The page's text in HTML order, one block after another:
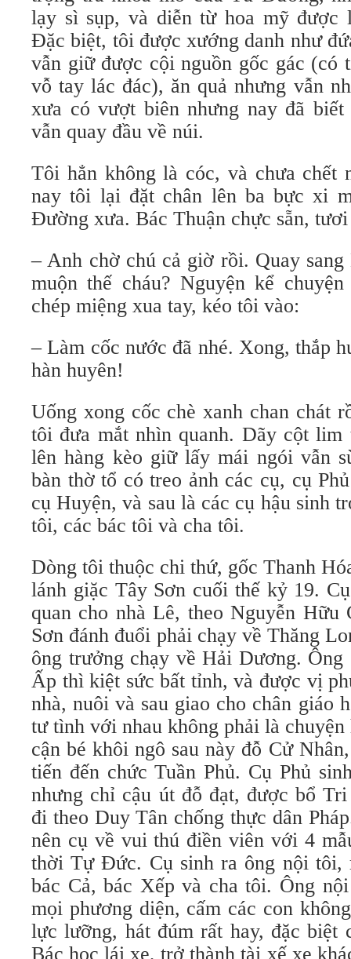
lạy sì sụp, và diễn từ hoa mỹ được
Đặc biệt, tôi được xướng danh như
vẫn giữ được cội nguồn gốc gác (có
vỗ tay lác đác), ăn quả nhưng vẫn
xưa có vượt biên nhưng nay đã biết
vẫn quay đầu về núi.
Tôi hẳn không là cóc, và chưa chết
nay tôi lại đặt chân lên ba bực xi
Đường xưa. Bác Thuận chực sẵn,
– Anh chờ chú cả giờ rồi. Quay sang
muộn thế cháu? Nguyện kể
chép miệng xua tay, kéo tôi vào:
– Làm cốc nước đã nhé. Xong, thắp
hàn huyên!
Uống xong cốc chè xanh chan chát
tôi đưa mắt nhìn quanh. Dãy cột
lên hàng kèo giữ lấy mái ngói vẫn
bàn thờ tổ có treo ảnh các cụ, cụ
cụ Huyện, và sau là các cụ hậu sinh
tôi, các bác tôi và cha tôi.
Dòng tôi thuộc chi thứ, gốc Thanh
lánh giặc Tây Sơn cuối thế kỷ 19.
quan cho nhà Lê, theo Nguyễn Hữu
Sơn đánh đuổi phải chạy về Thăng
ông trưởng chạy về Hải Dương.
Ấp thì kiệt sức bất tỉnh, và được vị
nhà, nuôi và sau giao cho chân giáo
tư tình với nhau không phải là
cận bé khôi ngô sau này đỗ Cử
tiến đến chức Tuần Phủ. Cụ Phủ
nhưng chỉ cậu út đỗ đạt, được bổ
đi theo Duy Tân chống thực dân
nên cụ về vui thú điền viên với 4
thời Tự Đức. Cụ sinh ra ông nội tôi,
bác Cả, bác Xếp và cha tôi. Ông
mọi phương diện, cấm các con
lực lưỡng, hát đúm rất hay, đặc biệt
Bác học lái xe, trở thành tài xế xe